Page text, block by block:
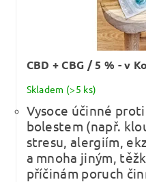
CBD + CBG / 5 % - v
Skladem (>5 ks)
Vysoce účinné
bolestem (např.
stresu, alergiím,
a mnoha jiným,
příčinám poruch